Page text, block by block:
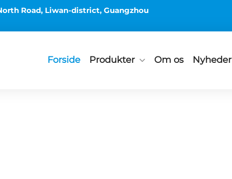
Road, Liwan-district, Guangzhou
Forside Produkter Om os Nyheder